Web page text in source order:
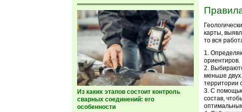
Из каких этапов состоит контроль
сварных соединений: его
особенности
карты,
то вся
ориентиров.
меньше
территории
С помощью
состав,